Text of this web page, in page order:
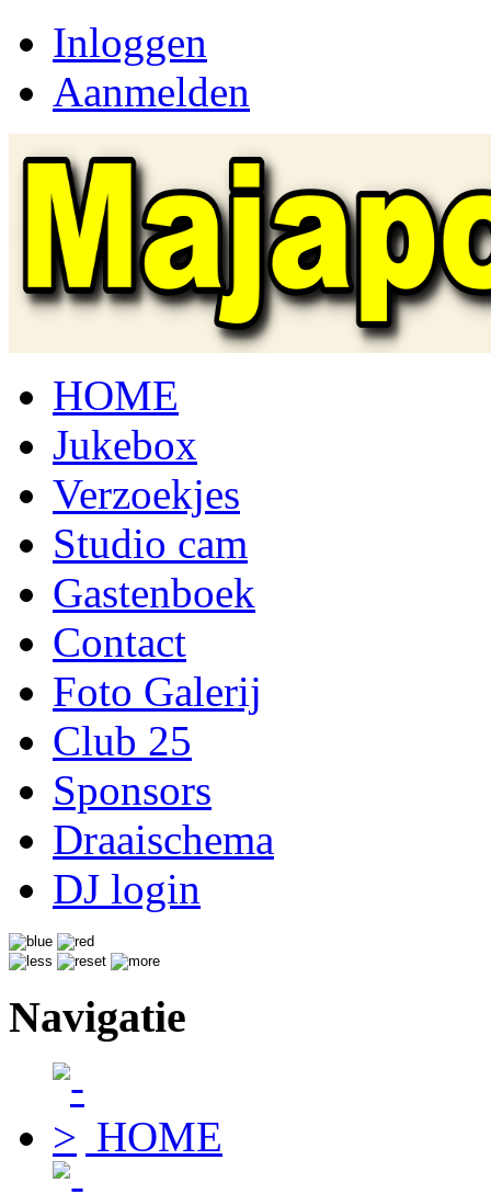
Inloggen
Aanmelden
HOME
Jukebox
Verzoekjes
Studio cam
Gastenboek
Contact
Foto Galerij
Club 25
Sponsors
Draaischema
DJ login
Navigatie
HOME